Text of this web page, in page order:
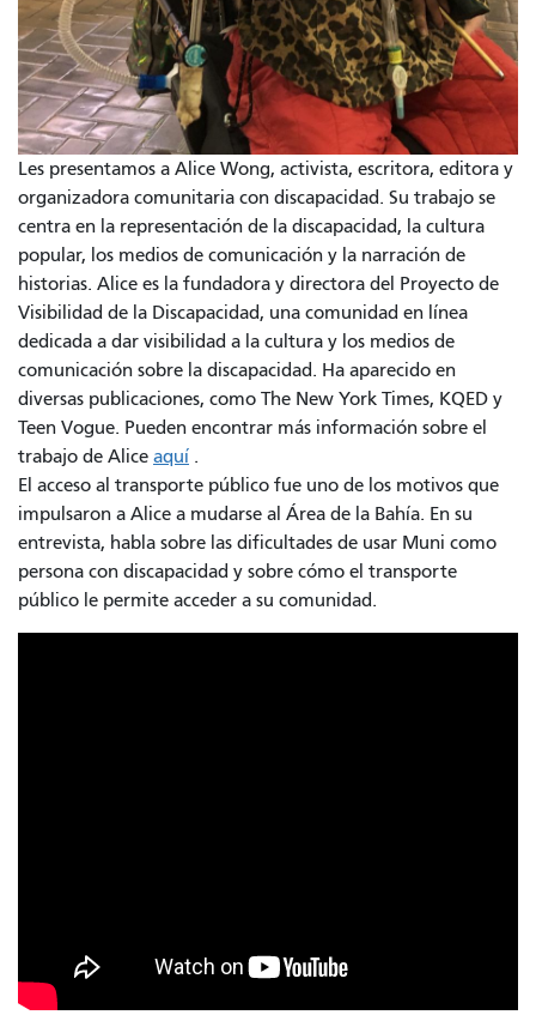
Les presentamos a Alice Wong, activista, escritora, editora y
organizadora comunitaria con discapacidad. Su trabajo se
centra en la representación de la discapacidad, la cultura
popular, los medios de comunicación y la narración de
historias. Alice es la fundadora y directora del Proyecto de
Visibilidad de la Discapacidad, una comunidad en línea
dedicada a dar visibilidad a la cultura y los medios de
comunicación sobre la discapacidad. Ha aparecido en
diversas publicaciones, como The New York Times, KQED y
Teen Vogue. Pueden encontrar más información sobre el
trabajo de Alice aquí .
El acceso al transporte público fue uno de los motivos que
impulsaron a Alice a mudarse al Área de la Bahía. En su
entrevista, habla sobre las dificultades de usar Muni como
persona con discapacidad y sobre cómo el transporte
público le permite acceder a su comunidad.